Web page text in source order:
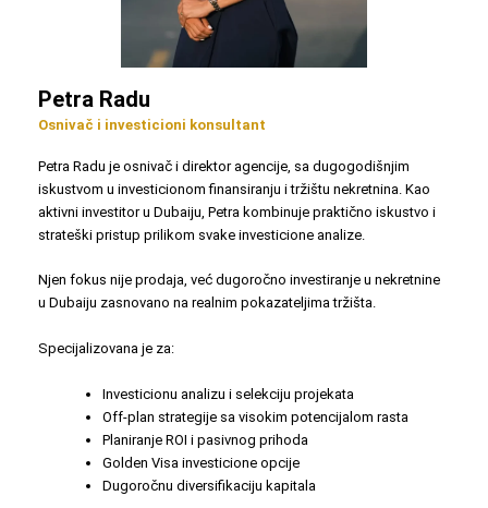
Petra Radu
Osnivač i investicioni konsultant
Petra Radu je osnivač i direktor agencije, sa dugogodišnjim
iskustvom u investicionom finansiranju i tržištu nekretnina. Kao
aktivni investitor u Dubaiju, Petra kombinuje praktično iskustvo i
strateški pristup prilikom svake investicione analize.
Njen fokus nije prodaja, već dugoročno investiranje u nekretnine
u Dubaiju zasnovano na realnim pokazateljima tržišta.
Specijalizovana je za:
Investicionu analizu i selekciju projekata
Off-plan strategije sa visokim potencijalom rasta
Planiranje ROI i pasivnog prihoda
Golden Visa investicione opcije
Dugoročnu diversifikaciju kapitala